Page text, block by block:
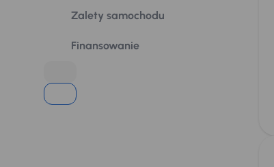
Zalety samochodu
Finansowanie